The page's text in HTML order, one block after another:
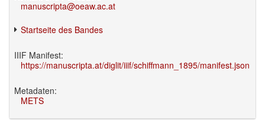
manuscripta@oeaw.ac.at
Startseite des Bandes
IIIF Manifest:
https://manuscripta.at/diglit/iiif/schiffmann_1895/manifest.json
Metadaten:
METS